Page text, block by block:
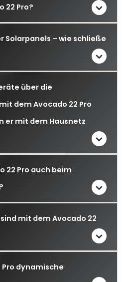
22 Pro?
Solarpanels – wie schließe
über die
dem Avocado 22 Pro
er mit dem Hausnetz
22 Pro auch beim
mit dem Avocado 22
Pro dynamische